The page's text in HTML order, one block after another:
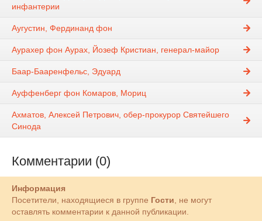
инфантерии
Аугустин, Фердинанд фон
Аурахер фон Аурах, Йозеф Кристиан, генерал-майор
Баар-Бааренфельс, Эдуард
Ауффенберг фон Комаров, Мориц
Ахматов, Алексей Петрович, обер-прокурор Святейшего
Синода
Комментарии (0)
Информация
Посетители, находящиеся в группе Гости , не могут
оставлять комментарии к данной публикации.